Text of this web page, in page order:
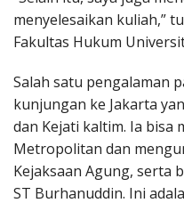
menyelesaikan kuliah,”
Fakultas Hukum
Salah satu pengalaman
kunjungan ke Jakarta
dan Kejati kaltim. Ia bisa
Metropolitan dan
Kejaksaan Agung, serta
ST Burhanuddin. Ini